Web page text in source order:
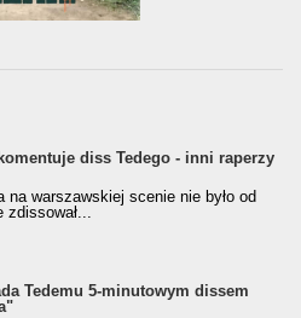
diss Tedego - inni raperzy
na warszawskiej scenie nie było od
zdissował...
Tedemu 5-minutowym dissem